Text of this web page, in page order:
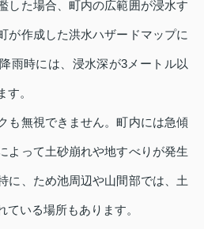
した場合、町内の広範囲が浸水す
が作成した洪水ハザードマップに
雨時には、浸水深が3メートル以
す。
も無視できません。町内には急傾
よって土砂崩れや地すべりが発生
に、ため池周辺や山間部では、土
いる場所もあります。